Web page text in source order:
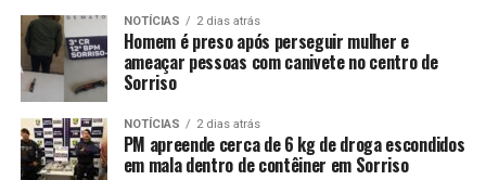
NOTÍCIAS 2 dias atrás
Homem é preso após perseguir mulher e
ameaçar pessoas com canivete no centro de
Sorriso
NOTÍCIAS 2 dias atrás
PM apreende cerca de 6 kg de droga escondidos
em mala dentro de contêiner em Sorriso